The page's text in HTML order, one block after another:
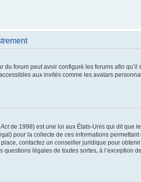
du forum peut avoir configuré les forums afin
aux invités comme les avatars
de 1998) est une loi aux États-Unis qui dit que
pour la collecte de ces informations
contactez un conseiller juridique pour
légales de toutes sortes, à